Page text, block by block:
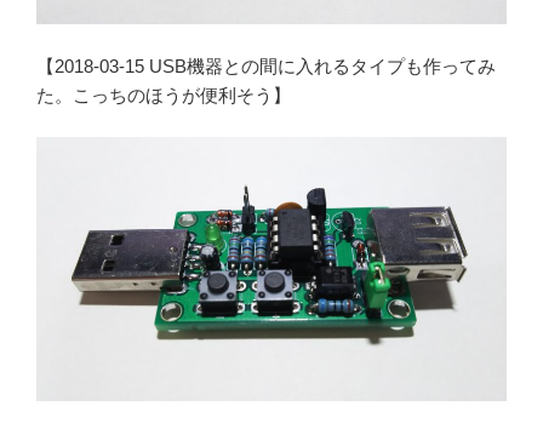
【2018-03-15 USB機器との間に入れるタイプも作ってみ
た。こっちのほうが便利そう】